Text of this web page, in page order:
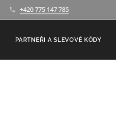
+420 775 147 785
PARTNEŘI A SLEVOVÉ KÓDY